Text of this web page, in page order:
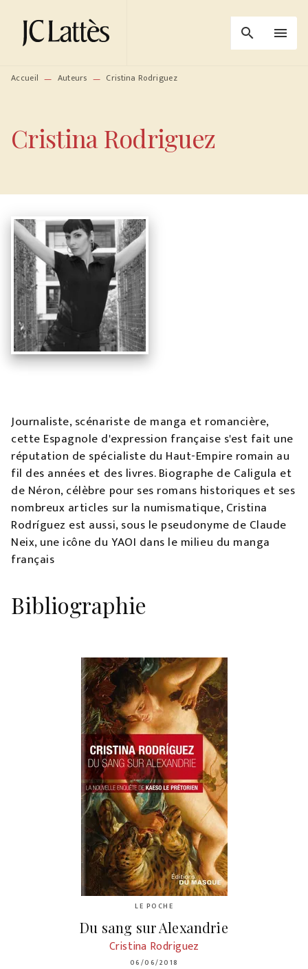
MENU RECHERCHE
PIED DE PAGE
search menu
Accueil — Auteurs — Cristina Rodriguez
Cristina Rodriguez
Journaliste, scénariste de manga et romancière,
cette Espagnole d'expression française s'est fait une
réputation de spécialiste du Haut-Empire romain au
fil des années et des livres. Biographe de Caligula et
de Néron, célèbre pour ses romans historiques et ses
nombreux articles sur la numismatique, Cristina
Rodríguez est aussi, sous le pseudonyme de Claude
Neix, une icône du YAOI dans le milieu du manga
français
Bibliographie
LE POCHE
Du sang sur Alexandrie
Cristina Rodriguez
06/06/2018